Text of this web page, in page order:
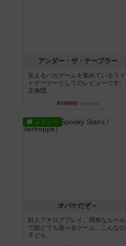
アンダー・ザ・テーブラー
笑えるバカゲームを集めているライ
トゲーマーとしてのレビューです。
正体隠...
約6時間前by toyota
レビュー
オバケだぞ～
対人アナログプレイ。簡単なルール
で誰とでも遊べるゲーム。こんなの
子ども...